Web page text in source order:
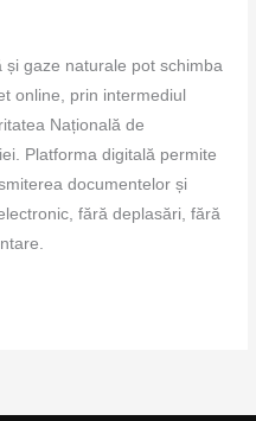
gaze naturale pot schimba
online, prin intermediul
Națională de
Platforma digitală permite
documentelor și
fără deplasări, fără